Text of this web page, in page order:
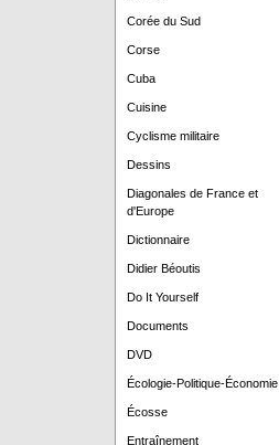
Corée du Sud
Corse
Cuba
Cuisine
Cyclisme militaire
Dessins
Diagonales de France et
d'Europe
Dictionnaire
Didier Béoutis
Do It Yourself
Documents
DVD
Écologie-Politique-Économie
Écosse
Entraînement